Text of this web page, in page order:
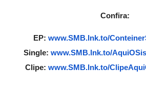
Confira:
EP: www.SMB.lnk.to/
Single: www.SMB.lnk.to/
Clipe: www.SMB.lnk.to/